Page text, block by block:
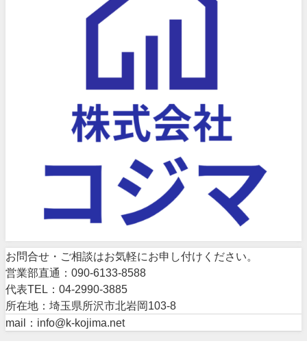
お問合せ・ご相談はお気軽にお申し付けください。
営業部直通：090-6133-8588
代表TEL：04-2990-3885
所在地：埼玉県所沢市北岩岡103-8
mail：info@k-kojima.net